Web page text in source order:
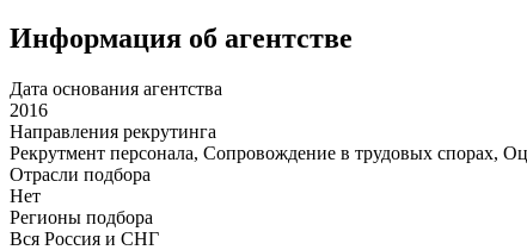
Информация об агентстве
Дата основания агентства
2016
Направления рекрутинга
Рекрутмент персонала, Сопровождение в трудовых спорах,
Отрасли подбора
Нет
Регионы подбора
Вся Россия и СНГ